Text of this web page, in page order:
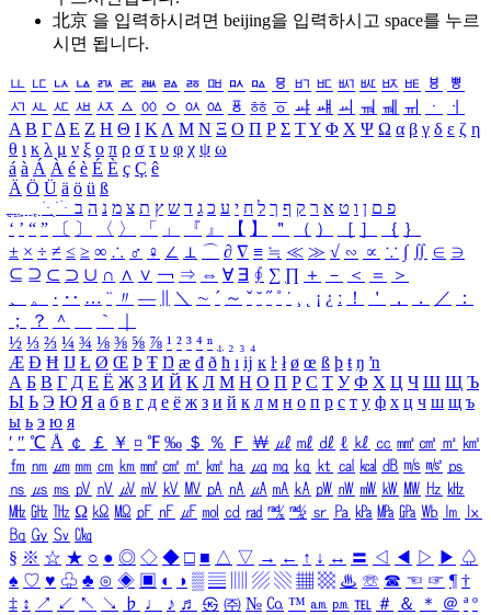
北京 을 입력하시려면 beijing을 입력하시고 space를 누르
시면 됩니다.
ㅥ ㅦ ㅧ ㅨ ㅩ ㅪ ㅫ ㅬ ㅭ ㅮ ㅯ ㅰ ㅱ ㅲ ㅳ ㅴ ㅵ ㅶ ㅷ ㅸ
ㅹ
ㅺ ㅻ ㅼ ㅽ ㅾ ㅿ ㆀ ㆁ ㆂ ㆃ ㆄ ㆅ ㆆ ㆇ ㆈ ㆉ ㆊ ㆋ ㆌ ㆍ
ㆎ
Α Β ΓΔ Ε Ζ Η Θ Ι ΚΛ Μ Ν Ξ Ο Π Ρ Σ ΤΥ Φ Χ Ψ Ω α β γ δ ε ζ η
θ ι κ λ μ ν ξ ο π ρ σ τ υ φ χ ψ ω
á à Á À é è É È ç Ç ê
Ä Ö Ü ä ö ü ß
ִֶֹ ֻּ ׁׂ פ ם ן ו ט א ר ק ף ך ל ח י ע כ ג ד ש ץ ת צ מ נ ה ב
‘ ’ “ ” 〔 〕 〈 〉 「 」 『 』 【 】 ＂ （ ） ［ ］ ｛ ｝
± × ÷ ≠ ≤ ≥ ∞ ∴ ♂ ♀ ∠ ⊥ ⌒ ∂ ∇ ≡ ≒ ≪ ≫ √ ∽ ∝ ∵ ∫ ∬ ∈ ∋
⊆ ⊇ ⊂ ⊃ ∪ ∩ ∧ ∨ ￢ ⇒ ⇔ ∀ ∃ ∮ ∑ ∏ ＋ － ＜ ＝
＞
、
。 · ‥ … ¨ 〃 ― ＼ ∼ ´ ～ ˇ ˘ ˝ ˚ ˙ ¸ ¡ ¿ ː ！ ＇ ， ． ／
：
；
？ ＾ ｀
½ ⅓ ⅔ ¼ ¾ ⅛ ⅜ ⅝ ⅞ ¹ ² ³ ⁴ ⁿ ₁ ₂ ₃ ₄
Æ Ð Ħ Ĳ Ł Ø Œ Þ Ŧ Ŋ æ đ ð ħ ı ĳ ĸ ŀ ł ø œ ß þ ŧ ŋ ŉ
А Б В Г Д Е Ё Ж З И Й К Л М Н О П Р С Т У Ф Х Ц Ч Ш Щ Ъ
Ы Ь Э Ю Я а б в г д е ё ж з и й к л м н о п р с т у ф х ц ч ш щ ъ
ы ь э ю я
′ ″ ℃ Å ￠ ￡ ￥ ¤ ℉ ‰ ＄ ％ Ｆ ￦ ㎕ ㎖ ㎗ ℓ ㎘ ㏄ ㎣ ㎤ ㎥ ㎦
㎙ ㎚ ㎛ ㎜ ㎝ ㎞ ㎟ ㎠ ㎡ ㎢ ㏊ ㎍ ㎎ ㎏ ㏏ ㎈ ㎉ ㏈ ㎧ ㎨ ㎰
㎱ ㎲ ㎳ ㎴ ㎵ ㎶ ㎷ ㎸ ㎹ ㎀ ㎁ ㎂ ㎃ ㎄ ㎺ ㎻ ㎽ ㎾ ㎿ ㎐ ㎑
㎒ ㎓ ㎔ Ω ㏀ ㏁ ㎊ ㎋ ㎌ ㏖ ㏅ ㎭ ㎮ ㎯ ㏛ ㎩ ㎪ ㎫ ㎬ ㏝ ㏐
㏓
㏃ ㏉ ㏜ ㏆
§ ※ ☆ ★ ○ ● ◎ ◇ ◆ □ ■ △ ▽ → ← ↑ ↓ ↔ 〓 ◁ ◀ ▷ ▶ ♤
♠ ♡ ♥ ♧ ♣ ⊙ ◈ ▣ ◐ ◑ ▒ ▤ ▨ ▧ ▦ ▩ ♨ ☏ ☎ ☜ ☞ ¶ †
‡ ↕ ↗ ↙ ↖ ↘ ♭ ♩ ♪ ♬ ㉿ ㈜ № ㏇ ™ ㏂ ㏘ ℡ ＃ ＆ ＊ ＠ ª º